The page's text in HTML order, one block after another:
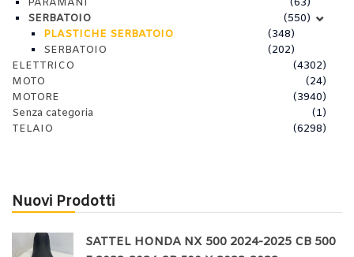
SERBATOIO
(550)
PLASTICHE SERBATOIO
(348)
SERBATOIO
(202)
ELETTRICO
(4302)
MOTO
(24)
MOTORE
(3940)
Senza categoria
(1)
TELAIO
(6298)
Nuovi Prodotti
SATTEL HONDA NX 500 2024-2025 CB 500